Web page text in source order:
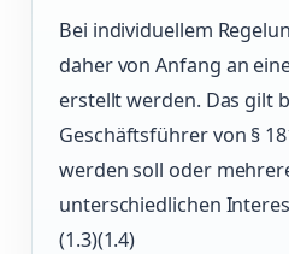
Bei individuellem
daher von Anfang an
erstellt werden. Das gilt
Geschäftsführer von §
werden soll oder
unterschiedlichen
(1.3)(1.4)